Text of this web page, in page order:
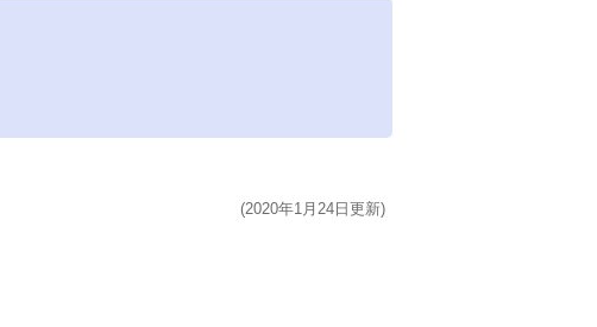
(2020年1月24日更新)